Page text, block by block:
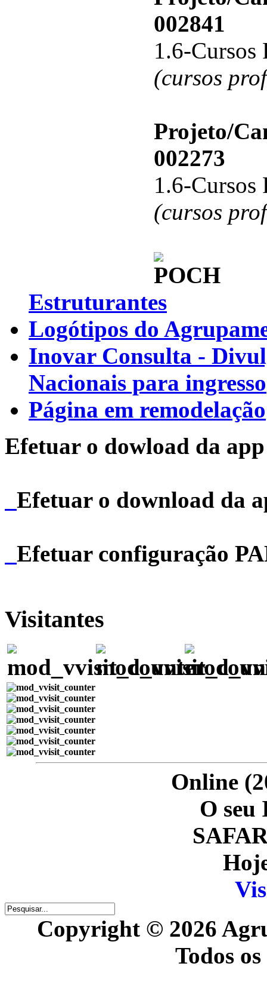
002841
1.6-Cursos
(cursos
Projeto/
002273
1.6-Cursos
(cursos
Estruturantes
Logótipos do
Inovar Consulta -
Nacionais para ingresso
Página em remodelação
Efetuar o dowload da
Efetuar o download da
Efetuar configuração
Visitantes
Online
O seu
Copyright © 2026
Todos